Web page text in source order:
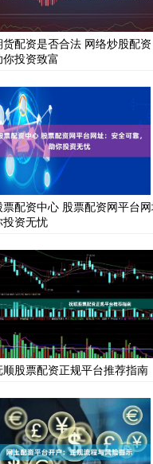
货配资是否合法 网络炒股配资
你投资致富
票配资中心 股票配资网平台
投资无忧
顺股票配资正规平台推荐指南